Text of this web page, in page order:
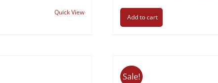
Quick View
Add to cart
Sale!